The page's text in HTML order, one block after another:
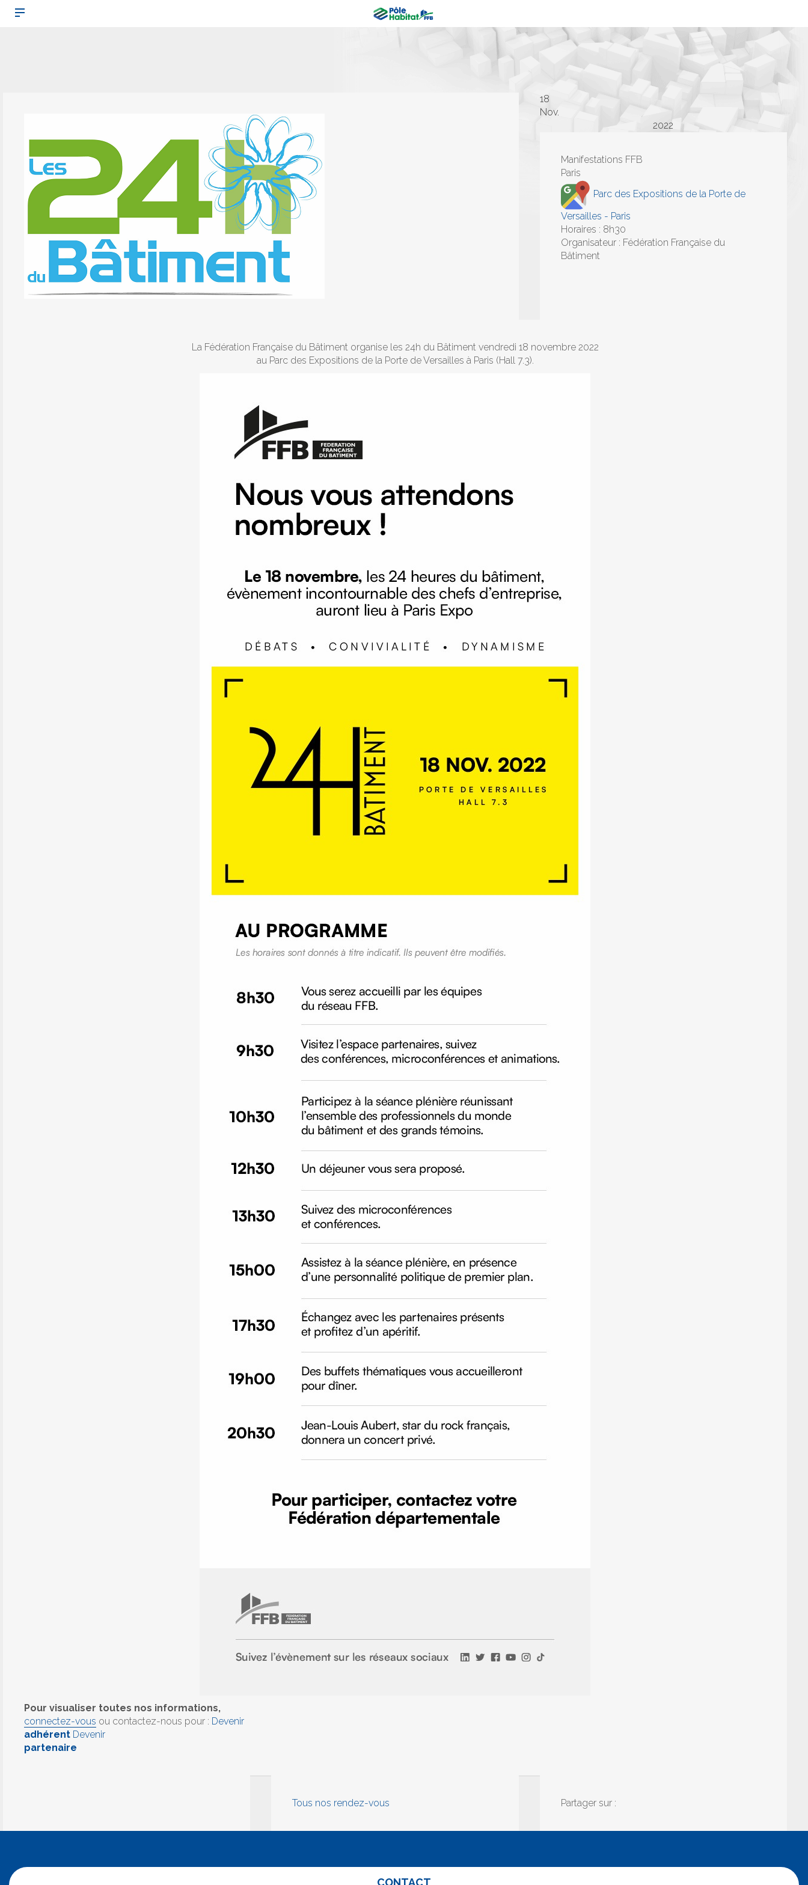
18
Nov.
2022
Manifestations FFB
Paris
Parc des Expositions de la Porte de
Versailles - Paris
Horaires : 8h30
Organisateur : Fédération Française du
Bâtiment
La Fédération Française du Bâtiment organise les 24h du Bâtiment vendredi 18 novembre 2022
au Parc des Expositions de la Porte de Versailles à Paris (Hall 7.3).
Pour visualiser toutes nos informations,
connectez-vous ou contactez-nous pour : Devenir
adhérent Devenir
partenaire
Tous nos rendez-vous Partager sur :
CONTACT